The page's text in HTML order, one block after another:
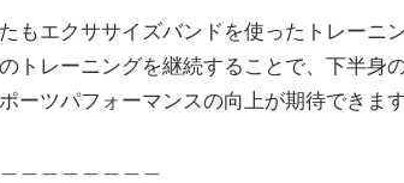
もエクササイズバンドを使ったトレーニ
トレーニングを継続することで、下半身
ーツパフォーマンスの向上が期待できます